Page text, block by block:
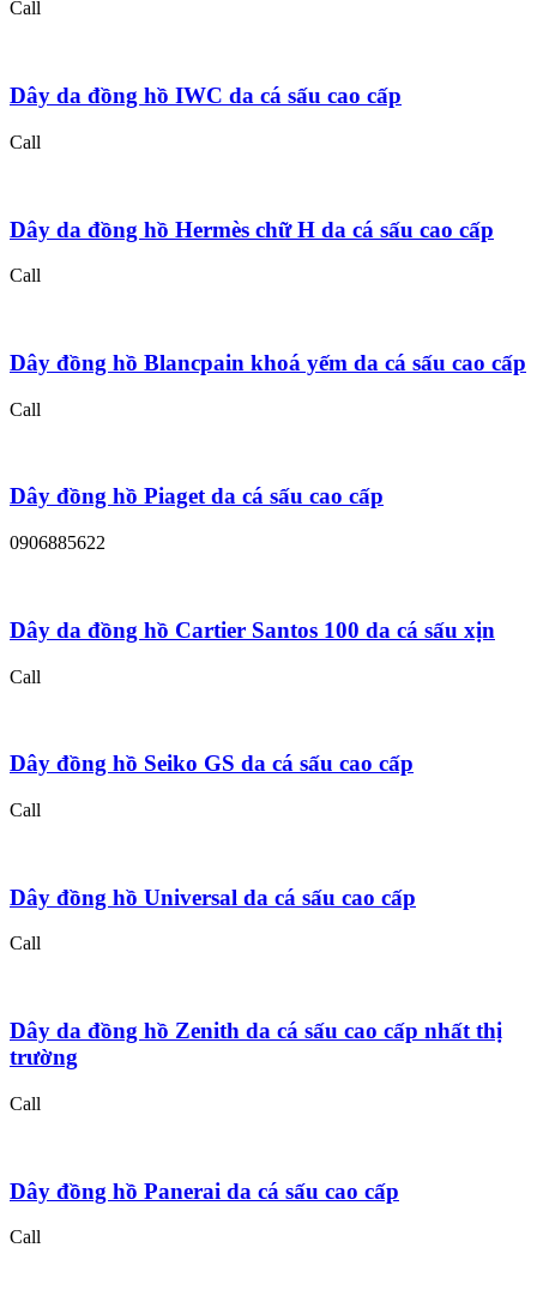
Call
Dây da đồng hồ IWC da cá sấu cao cấp
Call
Dây da đồng hồ Hermès chữ H da cá sấu cao cấp
Call
Dây đồng hồ Blancpain khoá yếm da cá sấu cao cấp
Call
Dây đồng hồ Piaget da cá sấu cao cấp
0906885622
Dây da đồng hồ Cartier Santos 100 da cá sấu xịn
Call
Dây đồng hồ Seiko GS da cá sấu cao cấp
Call
Dây đồng hồ Universal da cá sấu cao cấp
Call
Dây da đồng hồ Zenith da cá sấu cao cấp nhất thị
trường
Call
Dây đồng hồ Panerai da cá sấu cao cấp
Call